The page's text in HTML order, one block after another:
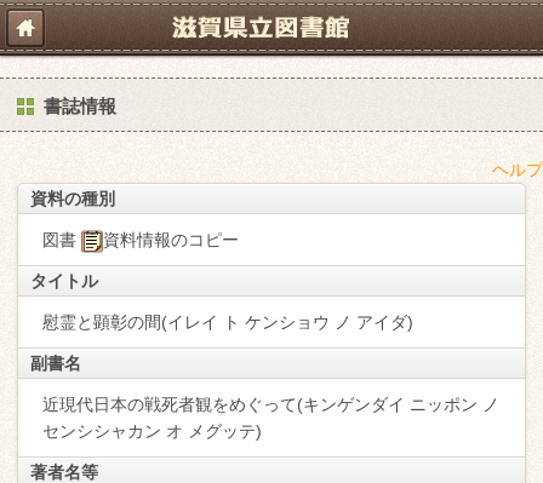
書誌情報
ヘルプ
資料の種別
図書 資料情報のコピー
タイトル
慰霊と顕彰の間(イレイ ト ケンショウ ノ アイダ)
副書名
近現代日本の戦死者観をめぐって(キンゲンダイ ニッポン ノ
センシシャカン オ メグッテ)
著者名等